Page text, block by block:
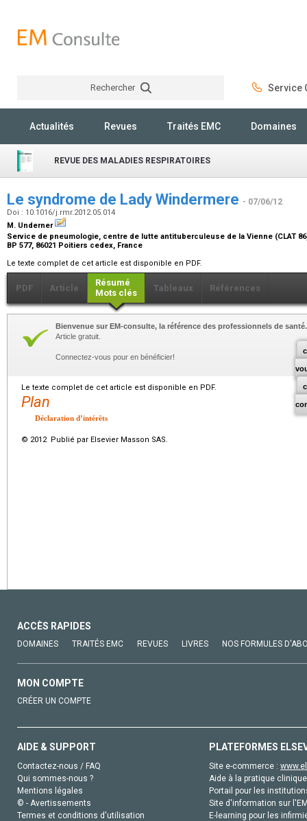
Rechercher Service
Actualités Revues Traités EMC Domaines
REVUE DES MALADIES RESPIRATOIRES
Le syndrome de Lady Windermere - 07/06/12
Doi : 10.1016/j.rmr.2012.05.014
M. Underner
Service de pneumologie, centre de lutte antituberculeuse de la Vienne (CLAT
BP 577, 86021 Poitiers cedex, France
Le texte complet de cet article est disponible en PDF.
PDF Article
Résumé
Mots clés
Tableaux Références
Bienvenue sur EM-consulte, la référence des professionnels de santé.
Article gratuit.
Connectez-vous pour en bénéficier!
Le texte complet de cet article est disponible en PDF.
Plan
Déclaration d’intérêts
© 2012 Publié par Elsevier Masson SAS.
ACCÈS RAPIDES
DOMAINES TRAITÉS EMC REVUES LIVRES NOS FORMULES
MON COMPTE
CRÉER UN COMPTE
AIDE & SUPPORT
Contactez-nous / FAQ
Qui sommes-nous ?
Mentions légales
© - Avertissements
Termes et conditions d'utilisation
PLATEFORMES
Site e-commerce :
Aide à la pratique
Portail pour les
Site d'information sur
E-learning pour les